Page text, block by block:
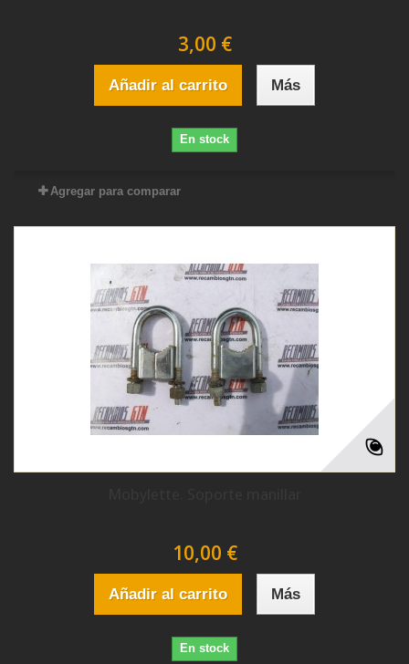
3,00 €
Añadir al carrito Más
En stock
Agregar para comparar
10,00 €
Añadir al carrito Más
En stock